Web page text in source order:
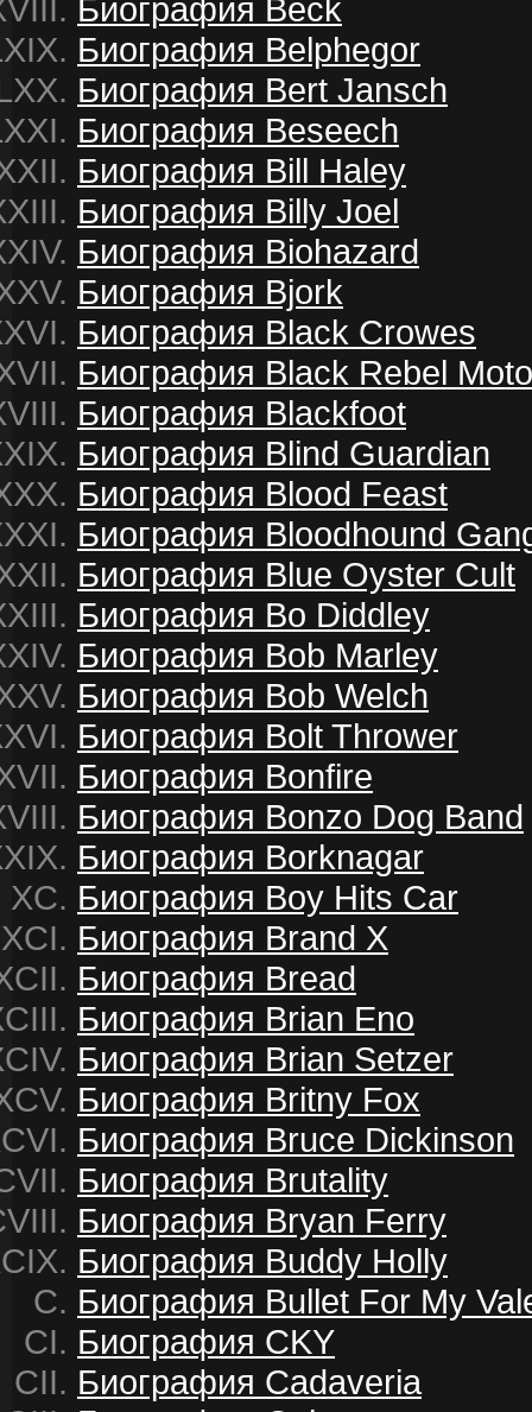
Биография Beck
Биография Belphegor
Биография Bert Jansch
Биография Beseech
Биография Bill Haley
Биография Billy Joel
Биография Biohazard
Биография Bjork
Биография Black Crowes
Биография Black Rebel
Биография Blackfoot
Биография Blind Guardian
Биография Blood Feast
Биография Bloodhound
Биография Blue Oyster Cult
Биография Bo Diddley
Биография Bob Marley
Биография Bob Welch
Биография Bolt Thrower
Биография Bonfire
Биография Bonzo Dog Band
Биография Borknagar
Биография Boy Hits Car
Биография Brand X
Биография Bread
Биография Brian Eno
Биография Brian Setzer
Биография Britny Fox
Биография Bruce Dickinson
Биография Brutality
Биография Bryan Ferry
Биография Buddy Holly
Биография Bullet For My
Биография CKY
Биография Cadaveria